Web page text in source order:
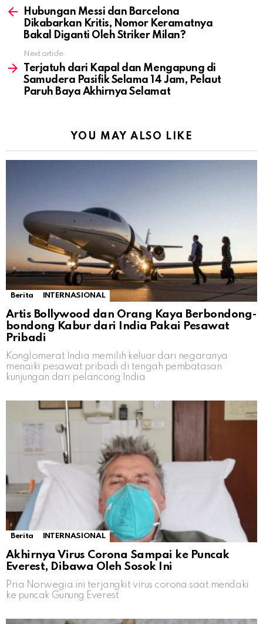
moreHubungan Messi dan Barcelona
Dikabarkan Kritis, Nomor Keramatnya
Bakal Diganti Oleh Striker Milan?
Next article
Terjatuh dari Kapal dan Mengapung di
Samudera Pasifik Selama 14 Jam, Pelaut
Paruh Baya Akhirnya Selamat
YOU MAY ALSO LIKE
Berita INTERNASIONAL
Artis Bollywood dan Orang Kaya Berbondong-
bondong Kabur dari India Pakai Pesawat
Pribadi
Konglomerat India memilih keluar dari negaranya
menaiki pesawat pribadi di tengah pembatasan
kunjungan dari pelancong India
Berita INTERNASIONAL
Akhirnya Virus Corona Sampai ke Puncak
Everest, Dibawa Oleh Sosok Ini
Pria Norwegia ini terjangkit virus corona saat mendaki
ke puncak Gunung Everest